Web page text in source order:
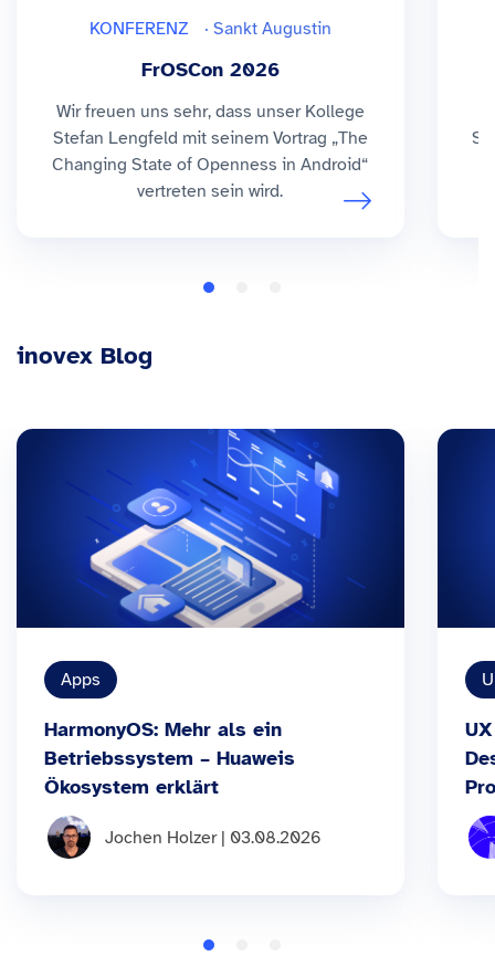
KONFERENZ · Sankt Augustin
FrOSCon 2026
Wir freuen uns sehr, dass unser Kollege
Stefan Lengfeld mit seinem Vortrag „The
Changing State of Openness in Android“
vertreten sein wird.
inovex Blog
Apps
HarmonyOS: Mehr als ein
Betriebssystem – Huaweis
Ökosystem erklärt
Jochen Holzer | 03.08.2026